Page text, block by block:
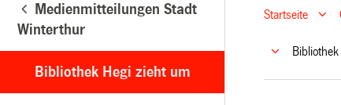
Medienmitteilungen Stadt
Winterthur
Bibliothek Hegi zieht um
Startseite